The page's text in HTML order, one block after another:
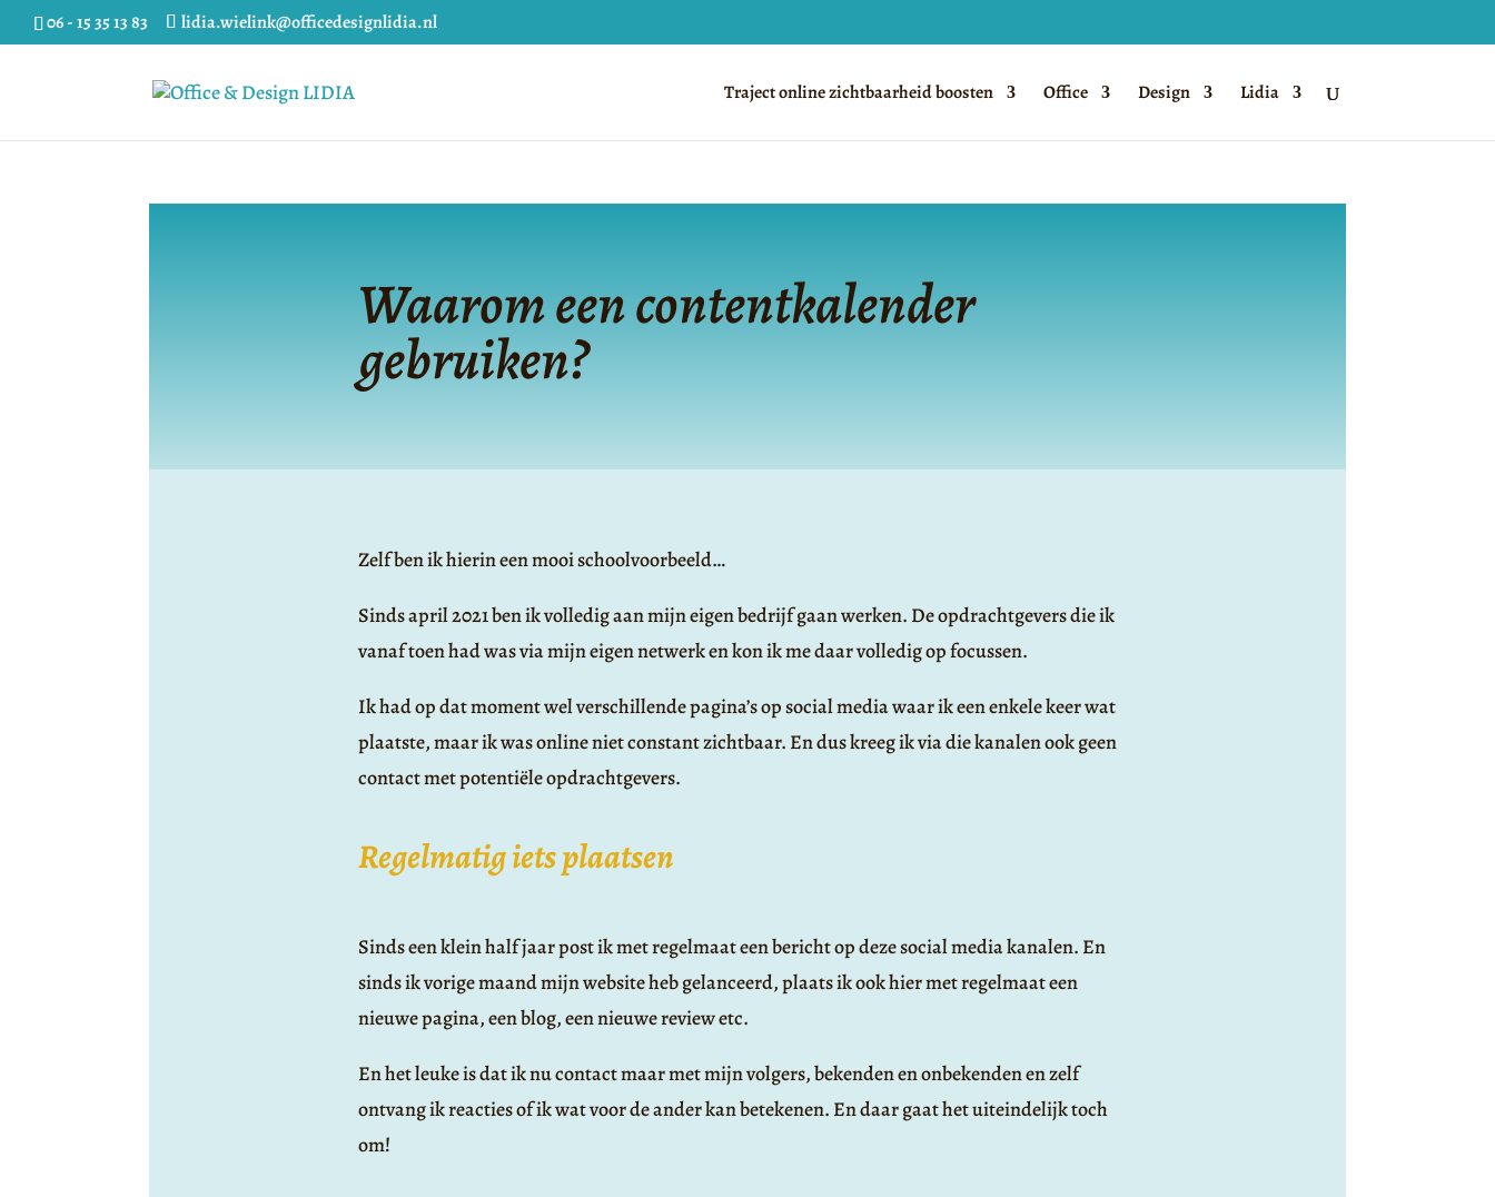
06 - 15 35 13 83 lidia.wielink@officedesignlidia.nl
Traject online zichtbaarheid boosten Office Design Lidia
Waarom een contentkalender
gebruiken?
Zelf ben ik hierin een mooi schoolvoorbeeld…
Sinds april 2021 ben ik volledig aan mijn eigen bedrijf gaan werken. De opdrachtgevers die ik
vanaf toen had was via mijn eigen netwerk en kon ik me daar volledig op focussen.
Ik had op dat moment wel verschillende pagina’s op social media waar ik een enkele keer wat
plaatste, maar ik was online niet constant zichtbaar. En dus kreeg ik via die kanalen ook geen
contact met potentiële opdrachtgevers.
Regelmatig iets plaatsen
Sinds een klein half jaar post ik met regelmaat een bericht op deze social media kanalen. En
sinds ik vorige maand mijn website heb gelanceerd, plaats ik ook hier met regelmaat een
nieuwe pagina, een blog, een nieuwe review etc.
En het leuke is dat ik nu contact maar met mijn volgers, bekenden en onbekenden en zelf
ontvang ik reacties of ik wat voor de ander kan betekenen. En daar gaat het uiteindelijk toch
om!